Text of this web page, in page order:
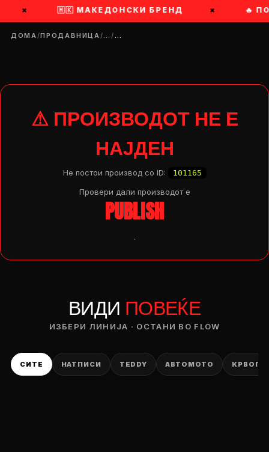
× 🇲🇰 МАКЕДОНСКИ БРЕНД × 🔥
ДОМА/ПРОДАВНИЦА/…/…
⚠ ПРОИЗВОДОТ НЕ Е
НАЈДЕН
Не постои производ со ID: 101165
Провери дали производот e
PUBLISH
.
ВИДИ ПОВЕЌЕ
ИЗБЕРИ ЛИНИЈА · ОСТАНИ ВО FLOW
СИТЕ НАТПИСИ TEDDY АВТОМОТО